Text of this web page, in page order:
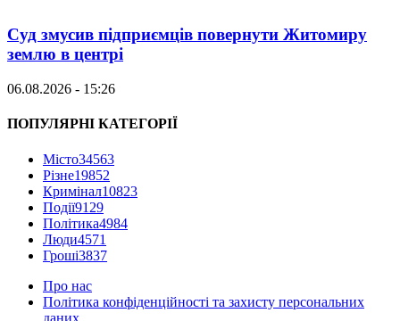
Суд змусив підприємців повернути Житомиру
землю в центрі
06.08.2026 - 15:26
ПОПУЛЯРНІ КАТЕГОРІЇ
Місто34563
Різне19852
Кримінал10823
Події9129
Політика4984
Люди4571
Гроші3837
Про нас
Політика конфіденційності та захисту персональних
даних